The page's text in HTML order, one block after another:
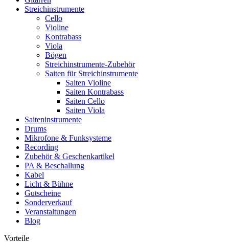
Streichinstrumente
Cello
Violine
Kontrabass
Viola
Bögen
Streichinstrumente-Zubehör
Saiten für Streichinstrumente
Saiten Violine
Saiten Kontrabass
Saiten Cello
Saiten Viola
Saiteninstrumente
Drums
Mikrofone & Funksysteme
Recording
Zubehör & Geschenkartikel
PA & Beschallung
Kabel
Licht & Bühne
Gutscheine
Sonderverkauf
Veranstaltungen
Blog
Vorteile